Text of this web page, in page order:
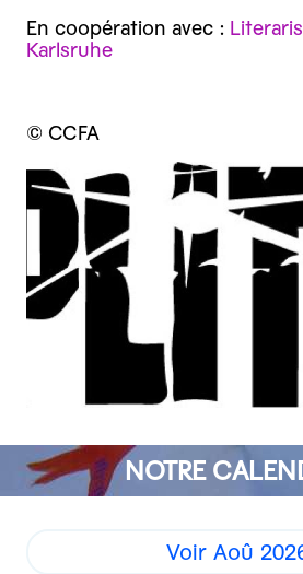
En coopération avec :
Karlsruhe
© CCFA
NOTRE
Voir Aoû